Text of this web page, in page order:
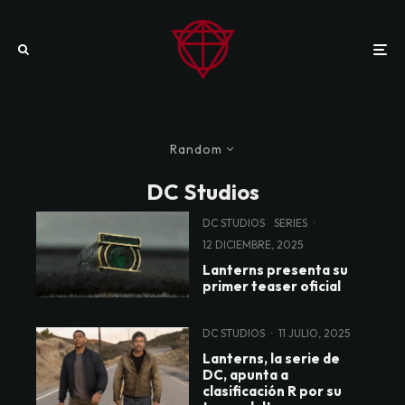
Random
DC Studios
DC STUDIOS SERIES ·
12 DICIEMBRE, 2025
Lanterns presenta su
primer teaser oficial
DC STUDIOS · 11 JULIO, 2025
Lanterns, la serie de
DC, apunta a
clasificación R por su